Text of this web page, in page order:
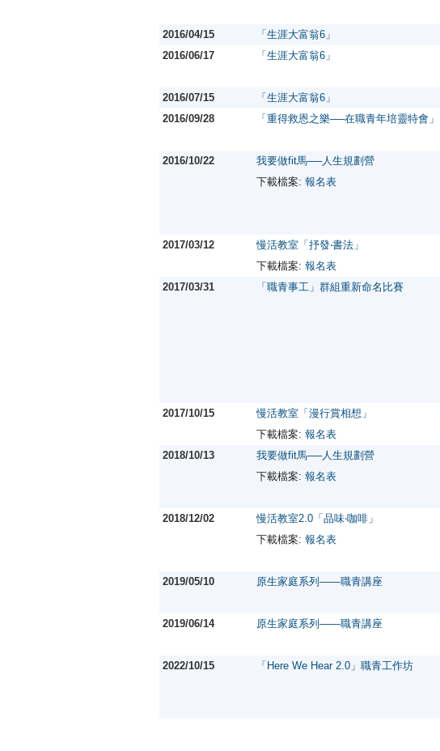
2016/04/15 「生涯大富翁6」
2016/06/17
「生涯大富翁6」
2016/07/15 「生涯大富翁6」
2016/09/28
「重得救恩之樂──在職青年培靈特會」
2016/10/22
我要做fit馬──人生規劃營
下載檔案: 報名表
2017/03/12
慢活教室「抒發‧書法」
下載檔案: 報名表
2017/03/31 「職青事工」群組重新命名比賽
2017/10/15
慢活教室「漫行賞相想」
下載檔案: 報名表
2018/10/13
我要做fit馬──人生規劃營
下載檔案: 報名表
2018/12/02
慢活教室2.0「品味‧咖啡」
下載檔案: 報名表
2019/05/10 原生家庭系列——職青講座
2019/06/14 原生家庭系列——職青講座
2022/10/15 「Here We Hear 2.0」職青工作坊